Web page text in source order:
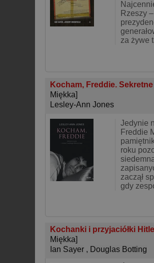
Rzeszy
za żywe
Kocham, Freddie.
Miękka]
Lesley-Ann Jones
Jedynie
Freddie
roku
zaczął
gdy
Kochanki i przyjaciółki
Miękka]
Ian Sayer , Douglas Botting